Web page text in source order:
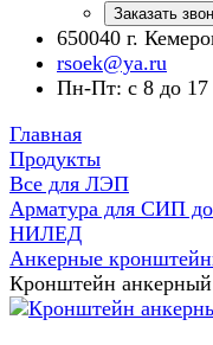
Заказать
650040 г.
rsoek@ya.ru
Пн-Пт: с 8 до 17
Главная
Продукты
Все для ЛЭП
Арматура для СИП
НИЛЕД
Анкерные
Кронштейн